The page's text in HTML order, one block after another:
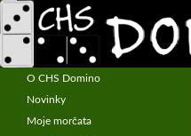
CHS Domino – morčata
Hledat
Chov morčat – anglický crested
O CHS Domino
Novinky
Moje morčata